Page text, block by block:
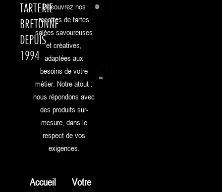
TARTERIE
BRETONNE
DEPUIS
1994
Découvrez nos
recettes de tartes
salées savoureuses
et créatives,
adaptées aux
besoins de votre
métier. Notre atout :
nous répondons avec
des produits sur-
mesure, dans le
respect de vos
exigences.
Accueil
Votre